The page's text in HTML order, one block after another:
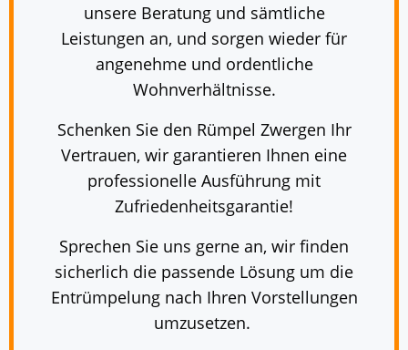
unsere Beratung und sämtliche
Leistungen an, und sorgen wieder für
angenehme und ordentliche
Wohnverhältnisse.
Schenken Sie den Rümpel Zwergen Ihr
Vertrauen, wir garantieren Ihnen eine
professionelle Ausführung mit
Zufriedenheitsgarantie!
Sprechen Sie uns gerne an, wir finden
sicherlich die passende Lösung um die
Entrümpelung nach Ihren Vorstellungen
umzusetzen.